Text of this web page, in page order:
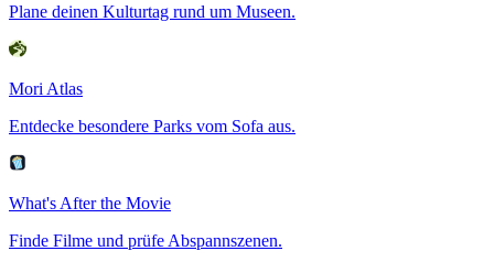
Plane deinen Kulturtag rund um Museen.
Mori Atlas
Entdecke besondere Parks vom Sofa aus.
What's After the Movie
Finde Filme und prüfe Abspannszenen.